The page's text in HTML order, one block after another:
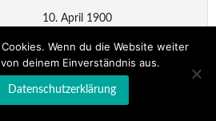
10. April 1900
0:00
KINDERHAUS 3
Wenn du die Website weiter
deinem Einverständnis aus.
Datenschutzerklärung